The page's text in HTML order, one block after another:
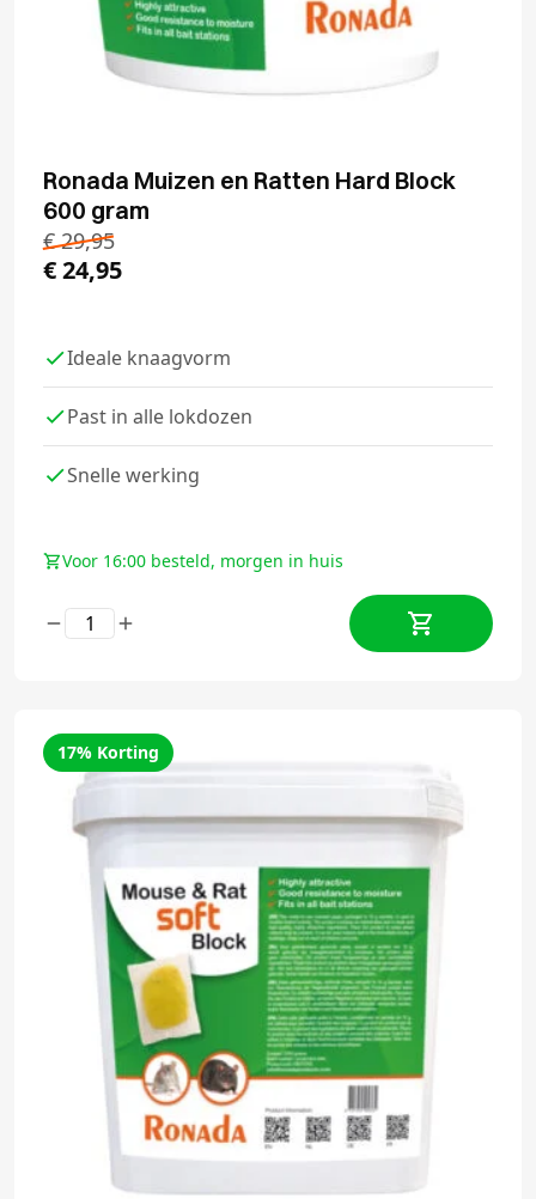
Ronada Muizen en Ratten Hard Block
600 gram
€29,95
€24,95
Ideale knaagvorm
Past in alle lokdozen
Snelle werking
Voor 16:00 besteld, morgen in huis
17% Korting